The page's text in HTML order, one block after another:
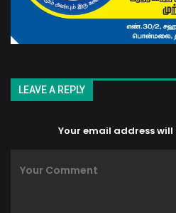
LEAVE A REPLY
Your email address